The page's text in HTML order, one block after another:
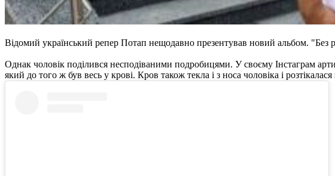
Відомий український репер Потап нещодавно презентував новий альбом.
Однак чоловік поділився несподіваними подробицями. У своєму Інстаграм
який до того ж був весь у крові. Кров також текла і з носа чоловіка і